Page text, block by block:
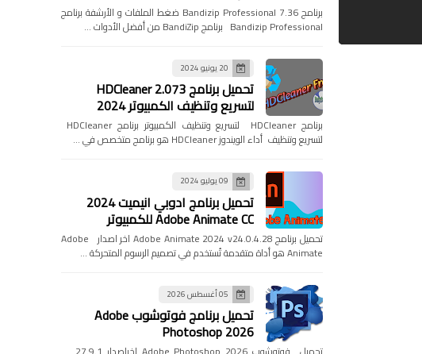
برنامج Bandizip Professional 7.36 ضغط الملفات و الأرشفة برنامج
Bandizip Professional برنامج BandiZip من أفضل الأدوات …
20 يونيو 2024
تحميل برنامج HDCleaner 2.073
لتسريع وتنظيف الكمبيوتر 2024
لتسريع وتنظيف أداء الويندوز HDCleaner هو برنامج متخصص في …
09 يوليو 2024
تحميل برنامج ادوبي انيميت 2024
Adobe Animate CC للكمبيوتر
تحميل برنامج Adobe Animate 2024 v24.0.4.28 اخر اصدار Adobe
Animate هو أداة متقدمة تُستخدم في تصميم الرسوم المتحركة …
05 أغسطس 2026
تحميل برنامج فوتوشوب Adobe
Photoshop 2026